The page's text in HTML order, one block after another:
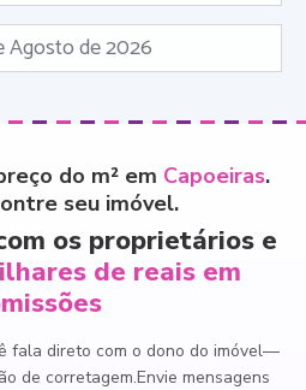
Agosto de 2026
do m² em Capoeiras.
seu imóvel.
os proprietários e
de reais em
fala direto com o dono do imóvel—
de corretagem.Envie mensagens